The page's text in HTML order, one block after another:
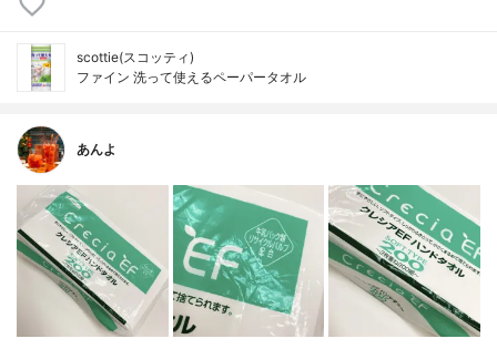
scottie(スコッティ)
ファイン 洗って使えるペーパータオル
あんよ